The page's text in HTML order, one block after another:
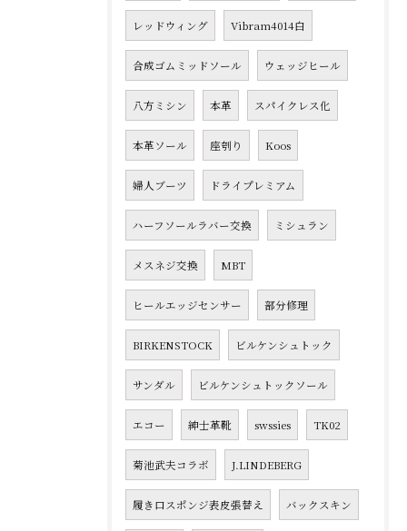
レッドウィング Vibram4014白
合成ゴムミッドソール ウェッジヒール
八方ミシン 本革 スパイクレス化
本革ソール 座刳り Koos
婦人ブーツ ドライプレミアム
ハーフソールラバー交換 ミシュラン
メスネジ交換 MBT
ヒールエッジセンサー 部分修理
BIRKENSTOCK ビルケンシュトック
サンダル ビルケンシュトックソール
エコー 紳士革靴 swssies TK02
菊池武夫コラボ J.LINDEBERG
履き口スポンジ表皮張替え バックスキン